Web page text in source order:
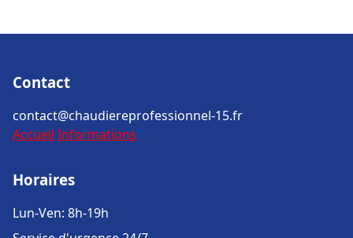
Contact
contact@chaudiereprofessionnel-15.fr
Accueil Informations
Horaires
Lun-Ven: 8h-19h